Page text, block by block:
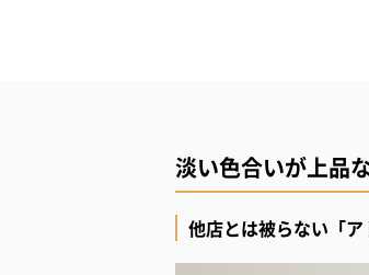
淡い色合いが上品
他店とは被らない「